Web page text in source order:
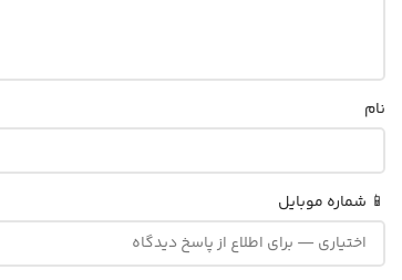
نام
📱 شماره موبایل